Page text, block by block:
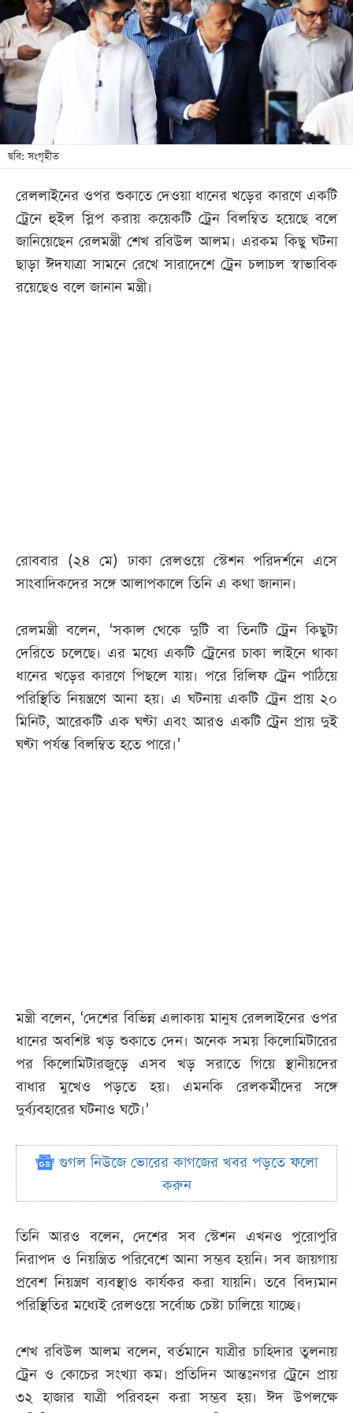
খেলা
বিনোদন
লাইফ
স্টাইল
শিক্ষা
তথ্যপ্রযুক্তি
বিভাগ
ছবি
ভিডিও
ছবি: সংগৃহীত
রেললাইনের ওপর শুকাতে দেওয়া ধানের খড়ের কারণে একটি
ট্রেনে হুইল স্লিপ করায় কয়েকটি ট্রেন বিলম্বিত হয়েছে বলে
জানিয়েছেন রেলমন্ত্রী শেখ রবিউল আলম। এরকম কিছু ঘটনা
ছাড়া ঈদযাত্রা সামনে রেখে সারাদেশে ট্রেন চলাচল স্বাভাবিক
রয়েছেও বলে জানান মন্ত্রী।
রোববার (২৪ মে) ঢাকা রেলওয়ে স্টেশন পরিদর্শনে এসে
সাংবাদিকদের সঙ্গে আলাপকালে তিনি এ কথা জানান।
রেলমন্ত্রী বলেন, ‘সকাল থেকে দুটি বা তিনটি ট্রেন কিছুটা
দেরিতে চলেছে। এর মধ্যে একটি ট্রেনের চাকা লাইনে থাকা
ধানের খড়ের কারণে পিছলে যায়। পরে রিলিফ ট্রেন পাঠিয়ে
পরিস্থিতি নিয়ন্ত্রণে আনা হয়। এ ঘটনায় একটি ট্রেন প্রায় ২০
মিনিট, আরেকটি এক ঘণ্টা এবং আরও একটি ট্রেন প্রায় দুই
ঘণ্টা পর্যন্ত বিলম্বিত হতে পারে।’
মন্ত্রী বলেন, ‘দেশের বিভিন্ন এলাকায় মানুষ রেললাইনের ওপর
ধানের অবশিষ্ট খড় শুকাতে দেন। অনেক সময় কিলোমিটারের
পর কিলোমিটারজুড়ে এসব খড় সরাতে গিয়ে স্থানীয়দের
বাধার মুখেও পড়তে হয়। এমনকি রেলকর্মীদের সঙ্গে
দুর্ব্যবহারের ঘটনাও ঘটে।’
গুগল নিউজে ভোরের কাগজের খবর পড়তে ফলো
করুন
তিনি আরও বলেন, দেশের সব স্টেশন এখনও পুরোপুরি
নিরাপদ ও নিয়ন্ত্রিত পরিবেশে আনা সম্ভব হয়নি। সব জায়গায়
প্রবেশ নিয়ন্ত্রণ ব্যবস্থাও কার্যকর করা যায়নি। তবে বিদ্যমান
পরিস্থিতির মধ্যেই রেলওয়ে সর্বোচ্চ চেষ্টা চালিয়ে যাচ্ছে।
শেখ রবিউল আলম বলেন, বর্তমানে যাত্রীর চাহিদার তুলনায়
ট্রেন ও কোচের সংখ্যা কম। প্রতিদিন আন্তঃনগর ট্রেনে প্রায়
৩২ হাজার যাত্রী পরিবহন করা সম্ভব হয়। ঈদ উপলক্ষে